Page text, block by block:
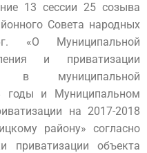
13 сессии 25 созыва
Совета народных
«О Муниципальной
и приватизации
в муниципальной
годы и Муниципальном
на 2017-2018
району» согласно
приватизации объекта